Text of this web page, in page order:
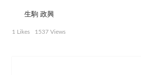
生駒 政興
1 Likes 1537 Views